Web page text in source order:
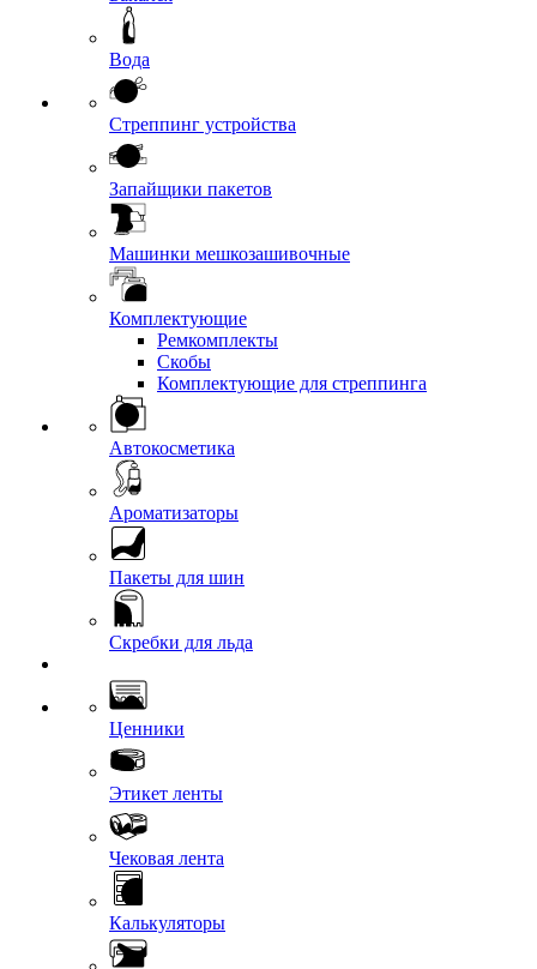
Вода
Стреппинг устройства
Запайщики пакетов
Машинки мешкозашивочные
Комплектующие
Ремкомплекты
Скобы
Комплектующие для стреппинга
Автокосметика
Ароматизаторы
Пакеты для шин
Скребки для льда
Ценники
Этикет ленты
Чековая лента
Калькуляторы